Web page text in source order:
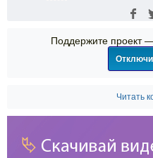
Поддержите проект
Читать